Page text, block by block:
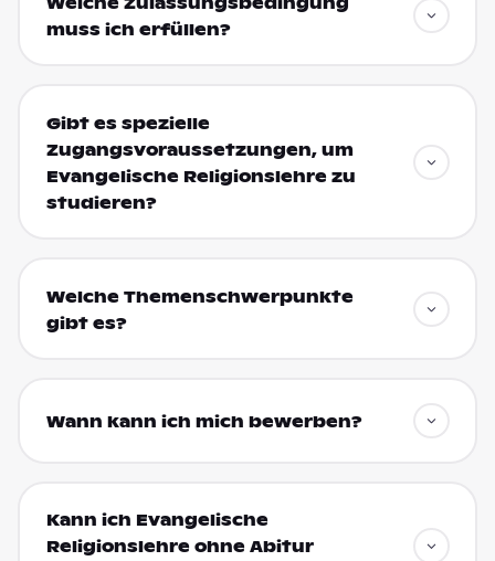
muss ich erfüllen?
Gibt es spezielle
Zugangsvoraussetzungen, um
Evangelische Religionslehre zu
studieren?
Welche Themenschwerpunkte
gibt es?
Wann kann ich mich bewerben?
Kann ich Evangelische
Religionslehre ohne Abitur